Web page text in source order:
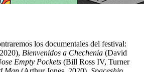
los documentales del festival:
Bienvenidos a Chechenia (David
Empty Pockets (Bill Ross IV, Turner